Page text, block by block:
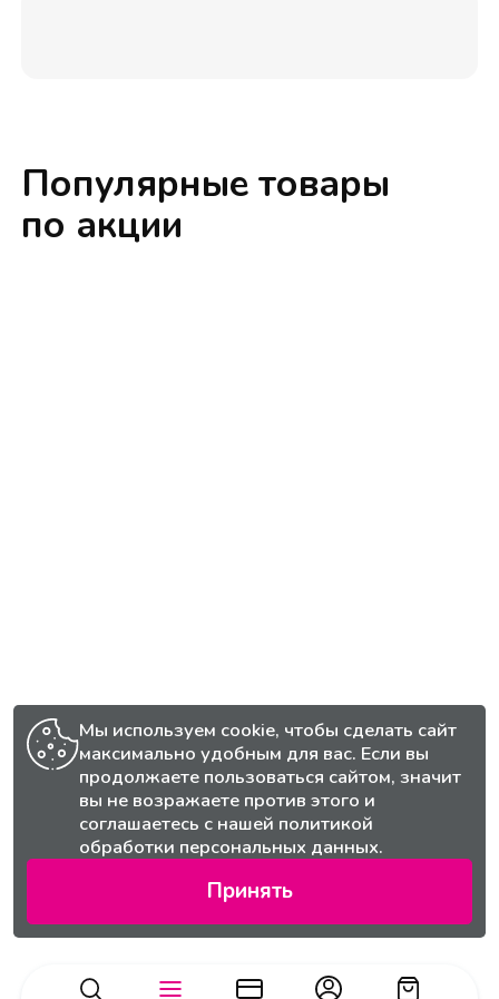
Популярные товары
по акции
Мы используем cookie, чтобы сделать сайт
максимально удобным для вас. Если вы
продолжаете пользоваться сайтом, значит
вы не возражаете против этого и
соглашаетесь с нашей политикой
обработки персональных данных.
Принять